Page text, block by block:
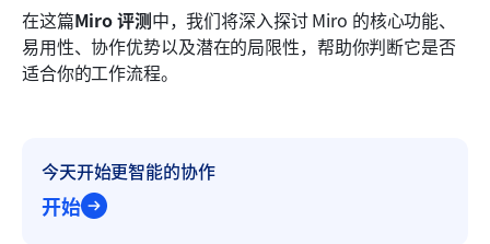
在这篇Miro 评测中，我们将深入探讨 Miro 的核心功能、
易用性、协作优势以及潜在的局限性，帮助你判断它是否
适合你的工作流程。
今天开始更智能的协作
开始
决策指南：你的团队应该选择 Miro 还是 Lark
结论